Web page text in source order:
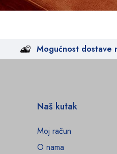
Mogućnost dostave
Naš kutak
Moj račun
O nama